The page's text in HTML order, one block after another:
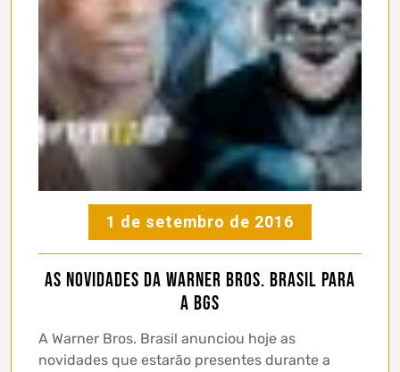
1 de setembro de 2016
As novidades da Warner Bros. Brasil para
a BGS
A Warner Bros. Brasil anunciou hoje as
novidades que estarão presentes durante a